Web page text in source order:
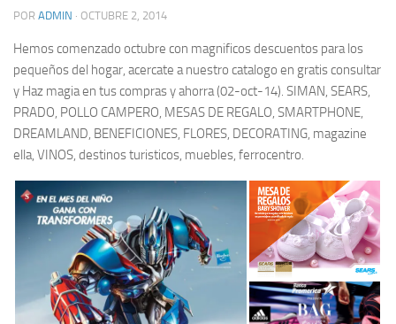
POR ADMIN · OCTUBRE 2, 2014
Hemos comenzado octubre con magnificos descuentos para los
pequeños del hogar, acercate a nuestro catalogo en gratis consultar
y Haz magia en tus compras y ahorra (02-oct-14). SIMAN, SEARS,
PRADO, POLLO CAMPERO, MESAS DE REGALO, SMARTPHONE,
DREAMLAND, BENEFICIONES, FLORES, DECORATING, magazine
ella, VINOS, destinos turisticos, muebles, ferrocentro.